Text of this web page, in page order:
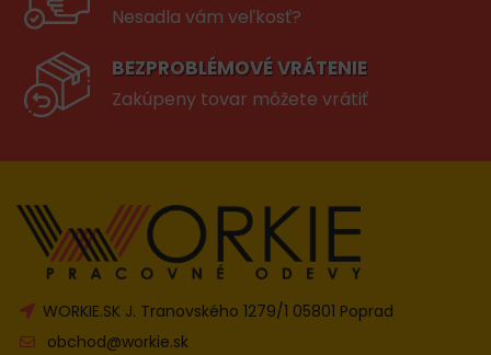
Nesadla vám veľkosť?
BEZPROBLÉMOVÉ VRÁTENIE
Zakúpeny tovar môžete vrátiť
WORKIE.SK J. Tranovského 1279/1 05801 Poprad
obchod@workie.sk